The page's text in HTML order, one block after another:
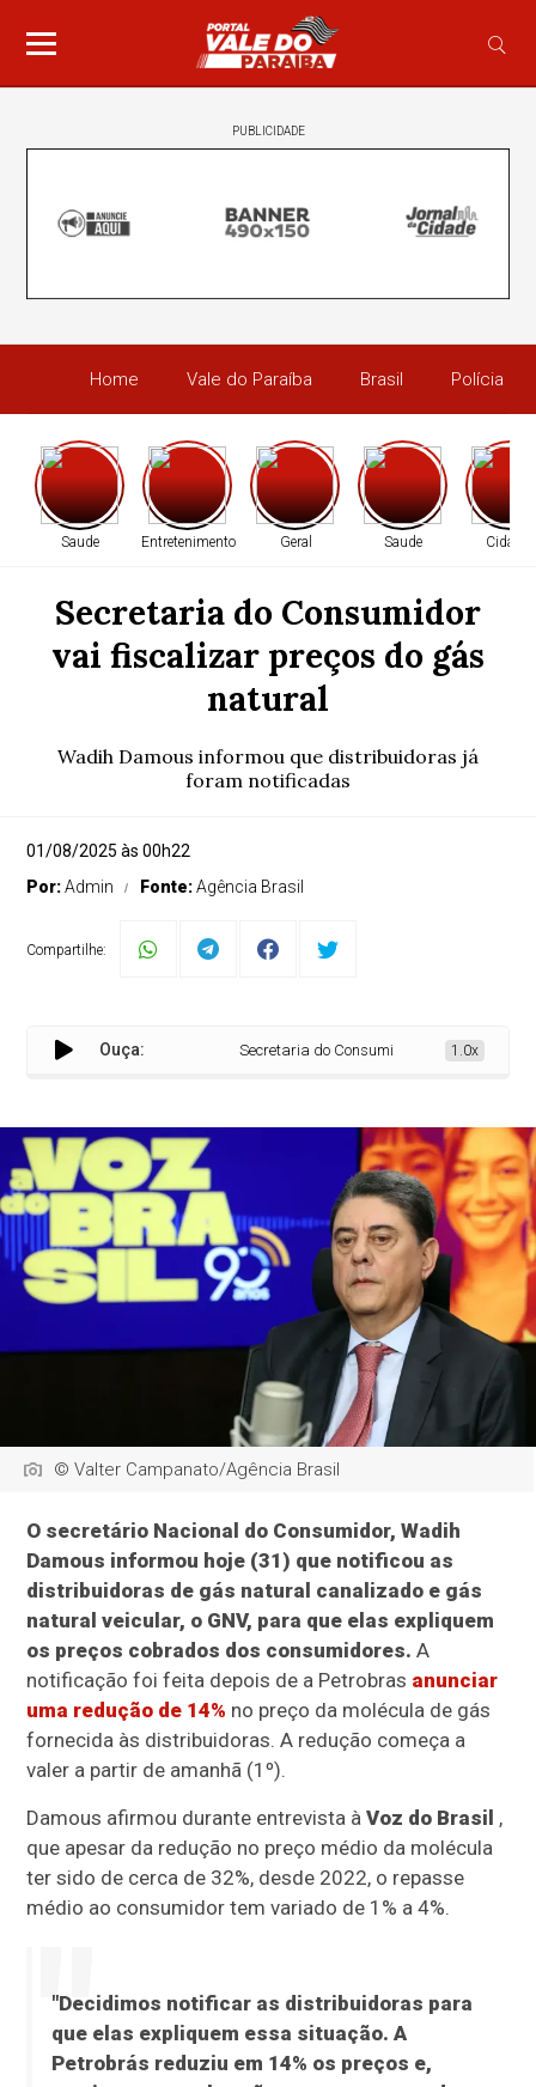
PUBLICIDADE
Home Vale do Paraíba Brasil Polícia
Saude Entretenimento Geral Saude Cidades
Secretaria do Consumidor
vai fiscalizar preços do gás
natural
Wadih Damous informou que distribuidoras já
foram notificadas
01/08/2025 às 00h22
Por:Admin Fonte:Agência Brasil
Compartilhe:
Ouça: Secretaria do Consumidor vai fiscalizar
1.0x
© Valter Campanato/Agência Brasil
O secretário Nacional do Consumidor, Wadih
Damous informou hoje (31) que notificou as
distribuidoras de gás natural canalizado e gás
natural veicular, o GNV, para que elas expliquem
os preços cobrados dos consumidores. A
notificação foi feita depois de a Petrobras anunciar
uma redução de 14% no preço da molécula de gás
fornecida às distribuidoras. A redução começa a
valer a partir de amanhã (1º).
Damous afirmou durante entrevista àVoz do Brasil ,
que apesar da redução no preço médio da molécula
ter sido de cerca de 32%, desde 2022, o repasse
médio ao consumidor tem variado de 1% a 4%.
"Decidimos notificar as distribuidoras para
que elas expliquem essa situação. A
Petrobrás reduziu em 14% os preços e,